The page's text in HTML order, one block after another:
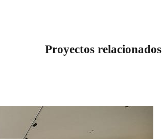
Proyectos relacionados